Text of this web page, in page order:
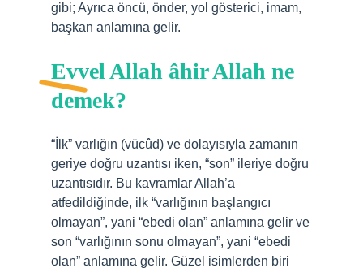
gibi; Ayrıca öncü, önder, yol gösterici, imam,
başkan anlamına gelir.
Evvel Allah âhir Allah ne
demek?
“İlk” varlığın (vücûd) ve dolayısıyla zamanın
geriye doğru uzantısı iken, “son” ileriye doğru
uzantısıdır. Bu kavramlar Allah’a
atfedildiğinde, ilk “varlığının başlangıcı
olmayan”, yani “ebedi olan” anlamına gelir ve
son “varlığının sonu olmayan”, yani “ebedi
olan” anlamına gelir. Güzel isimlerden biri